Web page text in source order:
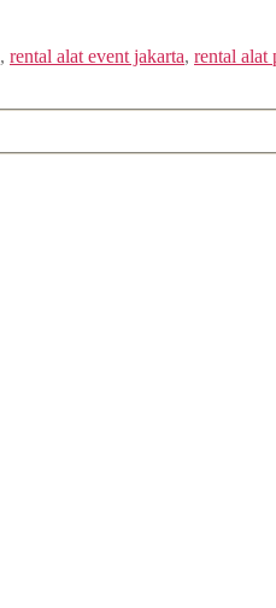
, rental alat event jakarta, rental alat